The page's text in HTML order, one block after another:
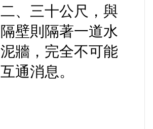
二、三十公尺，與
隔壁則隔著一道水
泥牆，完全不可能
互通消息。